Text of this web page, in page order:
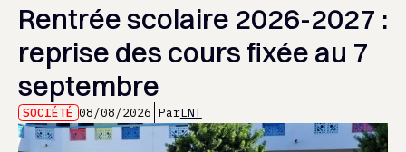
Rentrée scolaire 2026-2027 :
reprise des cours fixée au 7
septembre
SOCIÉTÉ 08/08/2026 ParLNT